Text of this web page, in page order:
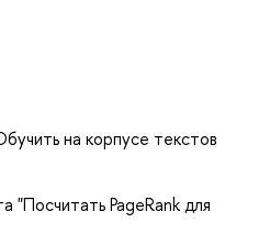
на корпусе текстов
"Посчитать PageRank для